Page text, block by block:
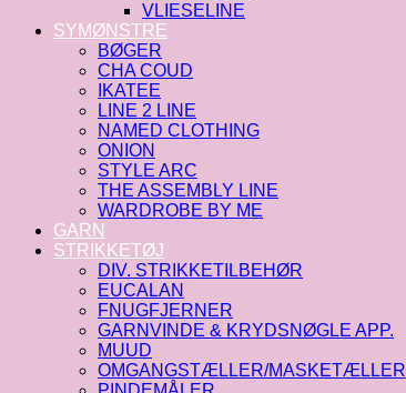
VLIESELINE
SYMØNSTRE
BØGER
CHA COUD
IKATEE
LINE 2 LINE
NAMED CLOTHING
ONION
STYLE ARC
THE ASSEMBLY LINE
WARDROBE BY ME
GARN
STRIKKETØJ
DIV. STRIKKETILBEHØR
EUCALAN
FNUGFJERNER
GARNVINDE & KRYDSNØGLE APP.
MUUD
OMGANGSTÆLLER/MASKETÆLLER